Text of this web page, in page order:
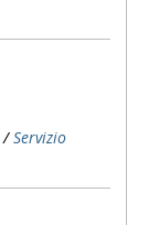
/Servizio